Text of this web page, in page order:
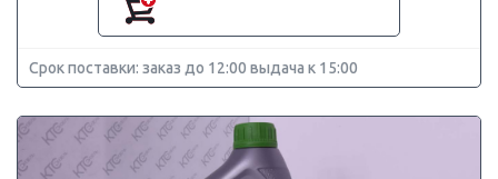
Срок поставки: заказ до 12:00 выдача к 15:00